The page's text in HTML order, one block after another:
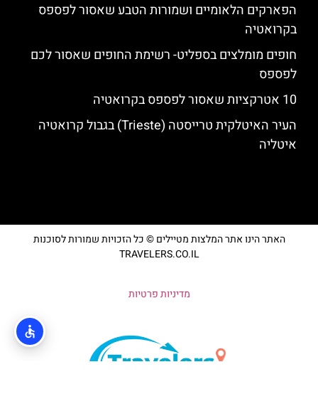
הפארקים הלאומיים ושמורות הטבע שאסור לפספס
בקרואטיה
חופים מומלצים בספליט- רשימת החופים שאסור לכם
לפספס
10 אטרקציות שאסור לפספס בקרואטיה
העיר האיטלקית טרייסטה (Trieste) בגבול קרואטיה
איטליה
האתר הינו אתר המלצות מטיילים © כל הזכויות שמורות לסוכנות
TRAVELERS.CO.IL
מדיניות פרטיות